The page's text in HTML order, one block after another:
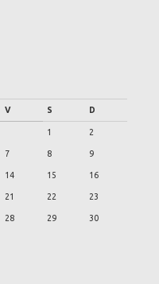
V S D
1 2
7 8 9
14 15 16
21 22 23
28 29 30